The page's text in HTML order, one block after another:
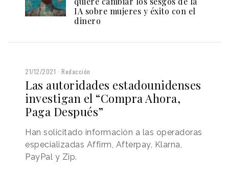
IA sobre mujeres y éxito con el
dinero
21/12/2021 Redacción
Las autoridades estadounidenses
investigan el “Compra Ahora,
Paga Después”
Han solicitado información a las operadoras
especializadas Affirm, Afterpay, Klarna,
PayPal y Zip.